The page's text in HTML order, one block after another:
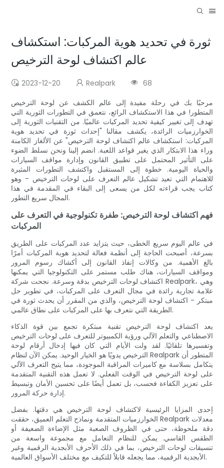
ثورة في تحديد هوية المركبات: استكشاف
عالم اكتشاف لوحة الترخيص
2023-12-20 Realpark
68
مرحبًا بك في رحلة مفيدة إلى عالم الكشف عن لوحة الترخيص
المتطور! في هذا الاستكشاف الرائع، نتعمق في التطورات الثورية التي
تهدف إلى تغيير كيفية تحديد المركبات عالميًا. من التقنيات الثورية إلى
الخوارزميات الرائدة، يكشف مقالنا "إحداث ثورة في تحديد هوية
المركبات: استكشاف عالم اكتشاف لوحة الترخيص" عن الألغاز الكامنة
وراء هذا الابتكار الذي يغير قواعد اللعبة. انضم إلينا ونحن نسلط الضوء
على التأثير المحتمل على تطبيق القانون وإدارة مواقف السيارات
والحياة اليومية. خطوة إلى المستقبل واكتشف التطورات المثيرة
للاهتمام التي تعيد تشكيل عالم التعرف على لوحات الترخيص - وهو
كتاب يجب قراءته لكل من يسعى إلى البقاء في المقدمة في هذا
المجال سريع التطور.
فهم اكتشاف لوحة الترخيص: طفرة تكنولوجية في التعرف على
المركبات
في عالم اليوم سريع الخطى، حيث يتزايد عدد المركبات على الطريق
بسرعة، أصبحت الحاجة إلى أنظمة فعالة لتحديد هوية المركبات أمرًا
بالغ الأهمية. من وكالات إنفاذ القانون إلى أكشاك رسوم المرور
ومواقف السيارات، هناك طلب مستمر على التكنولوجيا التي يمكنها
اكتشاف لوحات الترخيص بدقة وسرعة. نجحت شركة Realpark، وهي
علامة تجارية رائدة في مجال التعرف على المركبات، في تطوير حل
مبتكر - اكتشاف لوحة الترخيص، والذي من المقرر أن يحدث ثورة في
الطريقة التي نتعرف بها على المركبات على نطاق عالمي.
يعد اكتشاف لوحة الترخيص تقنية مبتكرة تجمع بين قوة الذكاء
الاصطناعي والتعلم الآلي ورؤية الكمبيوتر للتعرف على لوحات الترخيص
وتفسيرها تلقائيًا. لقد ولت الأيام التي كان فيها إدخال أرقام لوحة
الترخيص يدويًا هو الخيار الوحيد. يمكن الآن لنظام Realpark المتطور أن
يتكامل بسلاسة مع كاميرات المراقبة الموجودة، مما يتيح التعرف الآلي
على لوحة الترخيص في الوقت الفعلي. لا تعمل هذه التقنية المتقدمة
على تعزيز الكفاءة فحسب، بل تعمل أيضًا على تحسين الأمان وتبسيط
إدارة حركة المرور.
إحدى المزايا الرئيسية لاكتشاف لوحة الترخيص هي دقتها. بفضل
الخوارزميات المتقدمة ونماذج التعلم العميق، حققت Realpark معدلات
دقة ملحوظة، حتى في الظروف الصعبة مثل الإضاءة الضعيفة أو
الطقس القاسي. يمكن للنظام التعامل مع مجموعة واسعة من
تنسيقات لوحات الترخيص، بما في ذلك الأحرف الأبجدية الرقمية وغير
الأبجدية الرقمية، مما يجعله قابلاً للتكيف مع مختلف الأسواق العالمية.